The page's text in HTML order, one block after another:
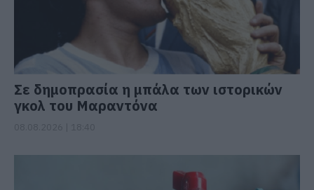
Σε δημοπρασία η μπάλα των ιστορικών
γκολ του Μαραντόνα